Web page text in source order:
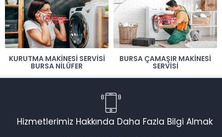
KURUTMA MAKINESI SERVISI
BURSA NILÜFER
BURSA ÇAMAŞIR MAKINESI
SERVISI
Hizmetlerimiz Hakkında Daha Fazla Bilgi Almak